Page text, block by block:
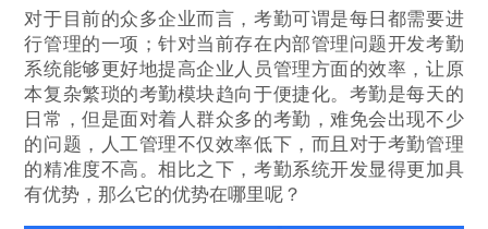
对于目前的众多企业而言，考勤可谓是每日都需要进
行管理的一项；针对当前存在内部管理问题开发考勤
系统能够更好地提高企业人员管理方面的效率，让原
本复杂繁琐的考勤模块趋向于便捷化。考勤是每天的
日常，但是面对着人群众多的考勤，难免会出现不少
的问题，人工管理不仅效率低下，而且对于考勤管理
的精准度不高。相比之下，考勤系统开发显得更加具
有优势，那么它的优势在哪里呢？